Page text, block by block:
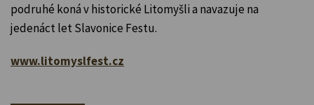
podruhé koná v historické Litomyšli a navazuje na
jedenáct let Slavonice Festu.
www.litomyslfest.cz